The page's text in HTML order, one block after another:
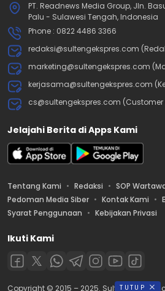
PT. Readnews Media Group, Jln.
Palu - Sulawesi Tengah, Indonesia
Phone : 0822 4486 3366
redaksi@sultengekspres.com
marketing@sultengekspres.com
kerjasama@sultengekspres.com
cs@sultengekspres.com (Customer
Jelajahi Berita di Apps Kami
Tentang Kami Redaksi
SOP
Pedoman Media Siber
Kontak Kami
Syarat Penggunaan
Kebijakan Privasi
Ikuti Kami
Copyright © 2015 – 2025. TUTUP